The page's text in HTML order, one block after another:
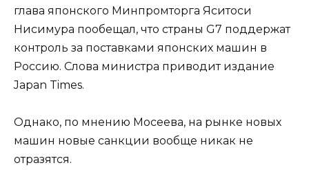
глава японского Минпромторга Яситоси
Нисимура пообещал, что страны G7 поддержат
контроль за поставками японских машин в
Россию. Слова министра приводит издание
Japan Times.
Однако, по мнению Мосеева, на рынке новых
машин новые санкции вообще никак не
отразятся.